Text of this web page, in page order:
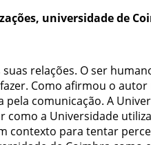
, universidadede
suas relações. Oser
fazer. Como afirmou o autor
pela comunicação. A
como a Universidade utiliza
contexto para tentar